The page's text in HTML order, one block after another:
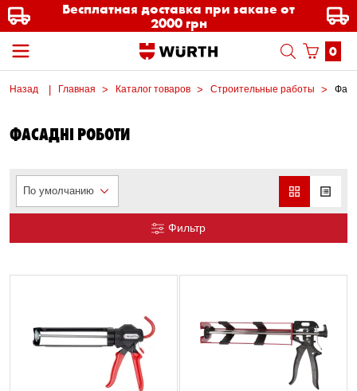
Бесплатная доставка при заказе от
2000 грн
0
Назад Главная Каталог товаров Строительные работы
ФАСАДНІ РОБОТИ
По умолчанию
Фильтр